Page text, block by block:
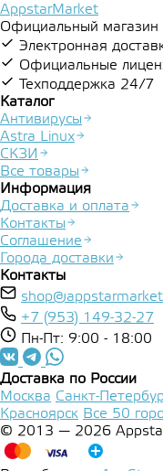
AppstarMarket
Официальный магазин
Электронная
Официальные
Техподдержка 24/7
Каталог
Антивирусы
Astra Linux
СКЗИ
Все товары
Информация
Доставка и оплата
Контакты
Соглашение
Города доставки
Контакты
+7 (953) 149-32-27
Пн-Пт: 9:00 - 18:00
Доставка по России
Москва Санкт-
Красноярск Все 50
© 2013 — 2026